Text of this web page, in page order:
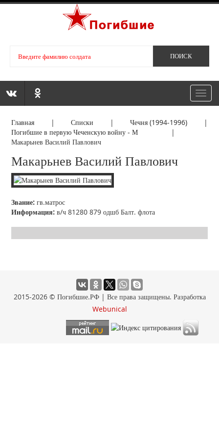
Главная |Списки |Чечня (1994-1996) |
Погибшие в первую Чеченскую войну - М |
Макарьнев Василий Павлович
Макарьнев Василий Павлович
Звание: гв.матрос
Информация: в/ч 81280 879 одшб Балт. флота
2015-2026 © Погибшие.РФ | Все права защищены. Разработка
Webunical